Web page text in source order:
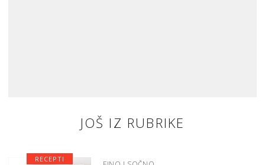
JOŠ IZ RUBRIKE
RECEPTI